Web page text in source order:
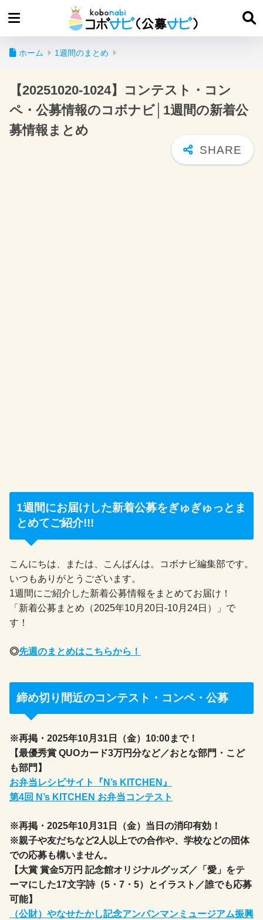
ホーム 1週間のまとめ
【20251020-1024】コンテスト・コン
ペ・公募情報のコボナビ│1週間の新着公
募情報まとめ
1週間にお届けした新着公募をぎゅぎゅっとま
とめてご紹介!!!
こんにちは、または、こんばんは。コボナビ編集部です。
いつもありがとうございます。
1週間にご紹介した新着公募情報をまとめてお届け！
「新着公募まとめ（2025年10月20日-10月24日）」で
す！
◎先週のまとめはこちらから！
締め切り間近のコンテスト・コンペ・公募
※再掲・2025年10月31日（金）10:00まで！
【最優秀賞 QUOカード3万円分など／おとな部門・こど
も部門】
お弁当レシピサイト『N’s KITCHEN』
第4回 N’s KITCHEN お弁当コンテスト
※再掲・2025年10月31日（金）当日の消印有効！
※親子や友だちなど2人以上での合作や、学校などの団体
での応募も構いません。
【大賞 賞金5万円 記念館オリジナルグッズ／「愛」をテ
ーマにした17文字詩（5・7・5）とイラスト／誰でも応募
可能】
（公財）やなせたかし記念アンパンマンミュージアム振興